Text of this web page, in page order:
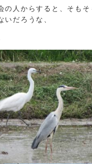
の人からすると、そも
いだろうな、